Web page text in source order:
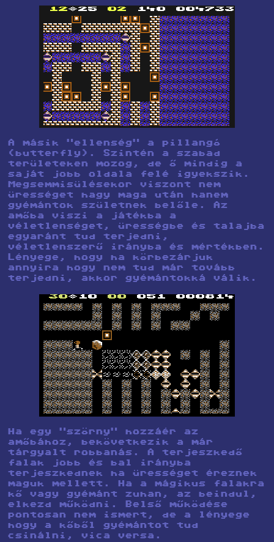
A másik "ellenség" a pillangó
(butterfly). Szintén a szabad
területeken mozog, de ő mindig a
saját jobb oldala felé igyekszik.
Megsemmisülésekor viszont nem
ürességet hagy maga után hanem
gyémántok születnek belőle. Az
amőba viszi a játékba a
véletlenséget, ürességbe és talajba
egyaránt tud terjedni,
véletlenszerű irányba és mértékben.
Lényege, hogy ha körbezárjuk
annyira hogy nem tud már tovább
terjedni, akkor gyémántokká válik.
Ha egy "szörny" hozzáér az
amőbához, bekövetkezik a már
tárgyalt robbanás. A terjeszkedő
falak jobb és bal irányba
terjeszkednek ha ürességet éreznek
maguk mellett. Ha a mágikus falakra
kő vagy gyémánt zuhan, az beindul,
elkezd működni. Belső működése
pontosan nem ismert, de a lényege
hogy a kőből gyémántot tud
csinálni, vica versa.